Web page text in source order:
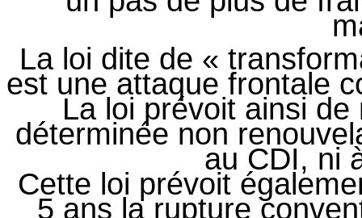
La loi dite de «
est une attaque frontale
La loi prévoit ainsi
déterminée non
au CDI, ni
Cette loi prévoit
5 ans la rupture